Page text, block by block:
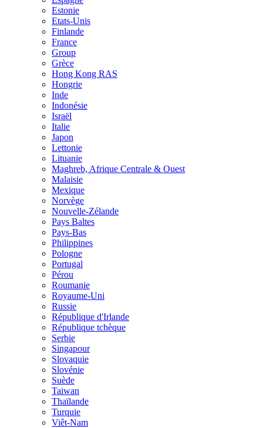
Estonie
Etats-Unis
Finlande
France
Group
Grèce
Hong Kong RAS
Hongrie
Inde
Indonésie
Israël
Italie
Japon
Lettonie
Lituanie
Maghreb, Afrique Centrale & Ouest
Malaisie
Mexique
Norvège
Nouvelle-Zélande
Pays Baltes
Pays-Bas
Philippines
Pologne
Portugal
Pérou
Roumanie
Royaume-Uni
Russie
République d'Irlande
République tchèque
Serbie
Singapour
Slovaquie
Slovénie
Suède
Taiwan
Thaïlande
Turquie
Viêt-Nam